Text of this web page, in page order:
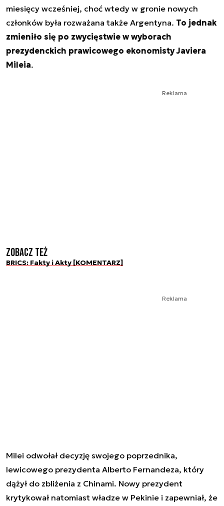
miesięcy wcześniej, choć wtedy w gronie nowych
członków była rozważana także Argentyna. To jednak
zmieniło się po zwycięstwie w wyborach
prezydenckich prawicowego ekonomisty Javiera
Mileia.
Reklama
Zobacz też
BRICS: Fakty i Akty [KOMENTARZ]
Reklama
Milei odwołał decyzję swojego poprzednika,
lewicowego prezydenta Alberto Fernandeza, który
dążył do zbliżenia z Chinami. Nowy prezydent
krytykował natomiast władze w Pekinie i zapewniał, że